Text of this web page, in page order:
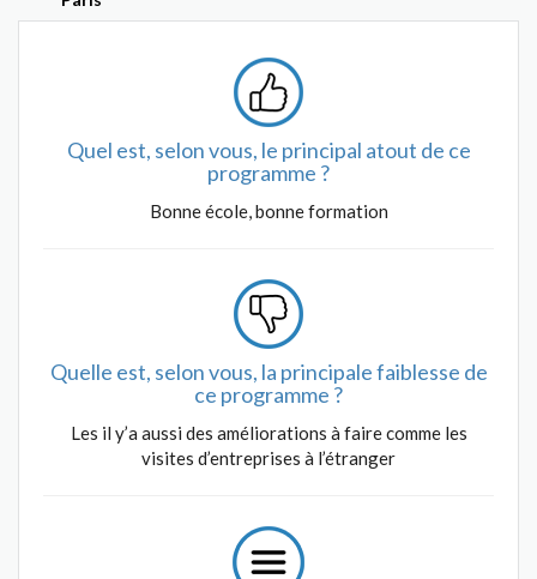
Quel est, selon vous, le principal atout de ce
programme ?
Bonne école, bonne formation
Quelle est, selon vous, la principale faiblesse de
ce programme ?
Les il y’a aussi des améliorations à faire comme les
visites d’entreprises à l’étranger